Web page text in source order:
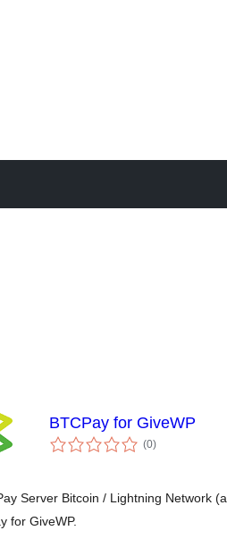
BTCPay for GiveWP
(0個
の)
Server Bitcoin / Lightning Network
for GiveWP.